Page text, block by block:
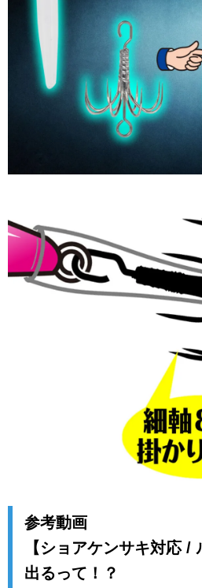
参考動画
【ショアケンサキ対応 /
出るって！？